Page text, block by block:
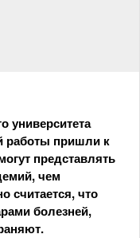
университета
работы пришли к
представлять
чем
считается, что
болезней,